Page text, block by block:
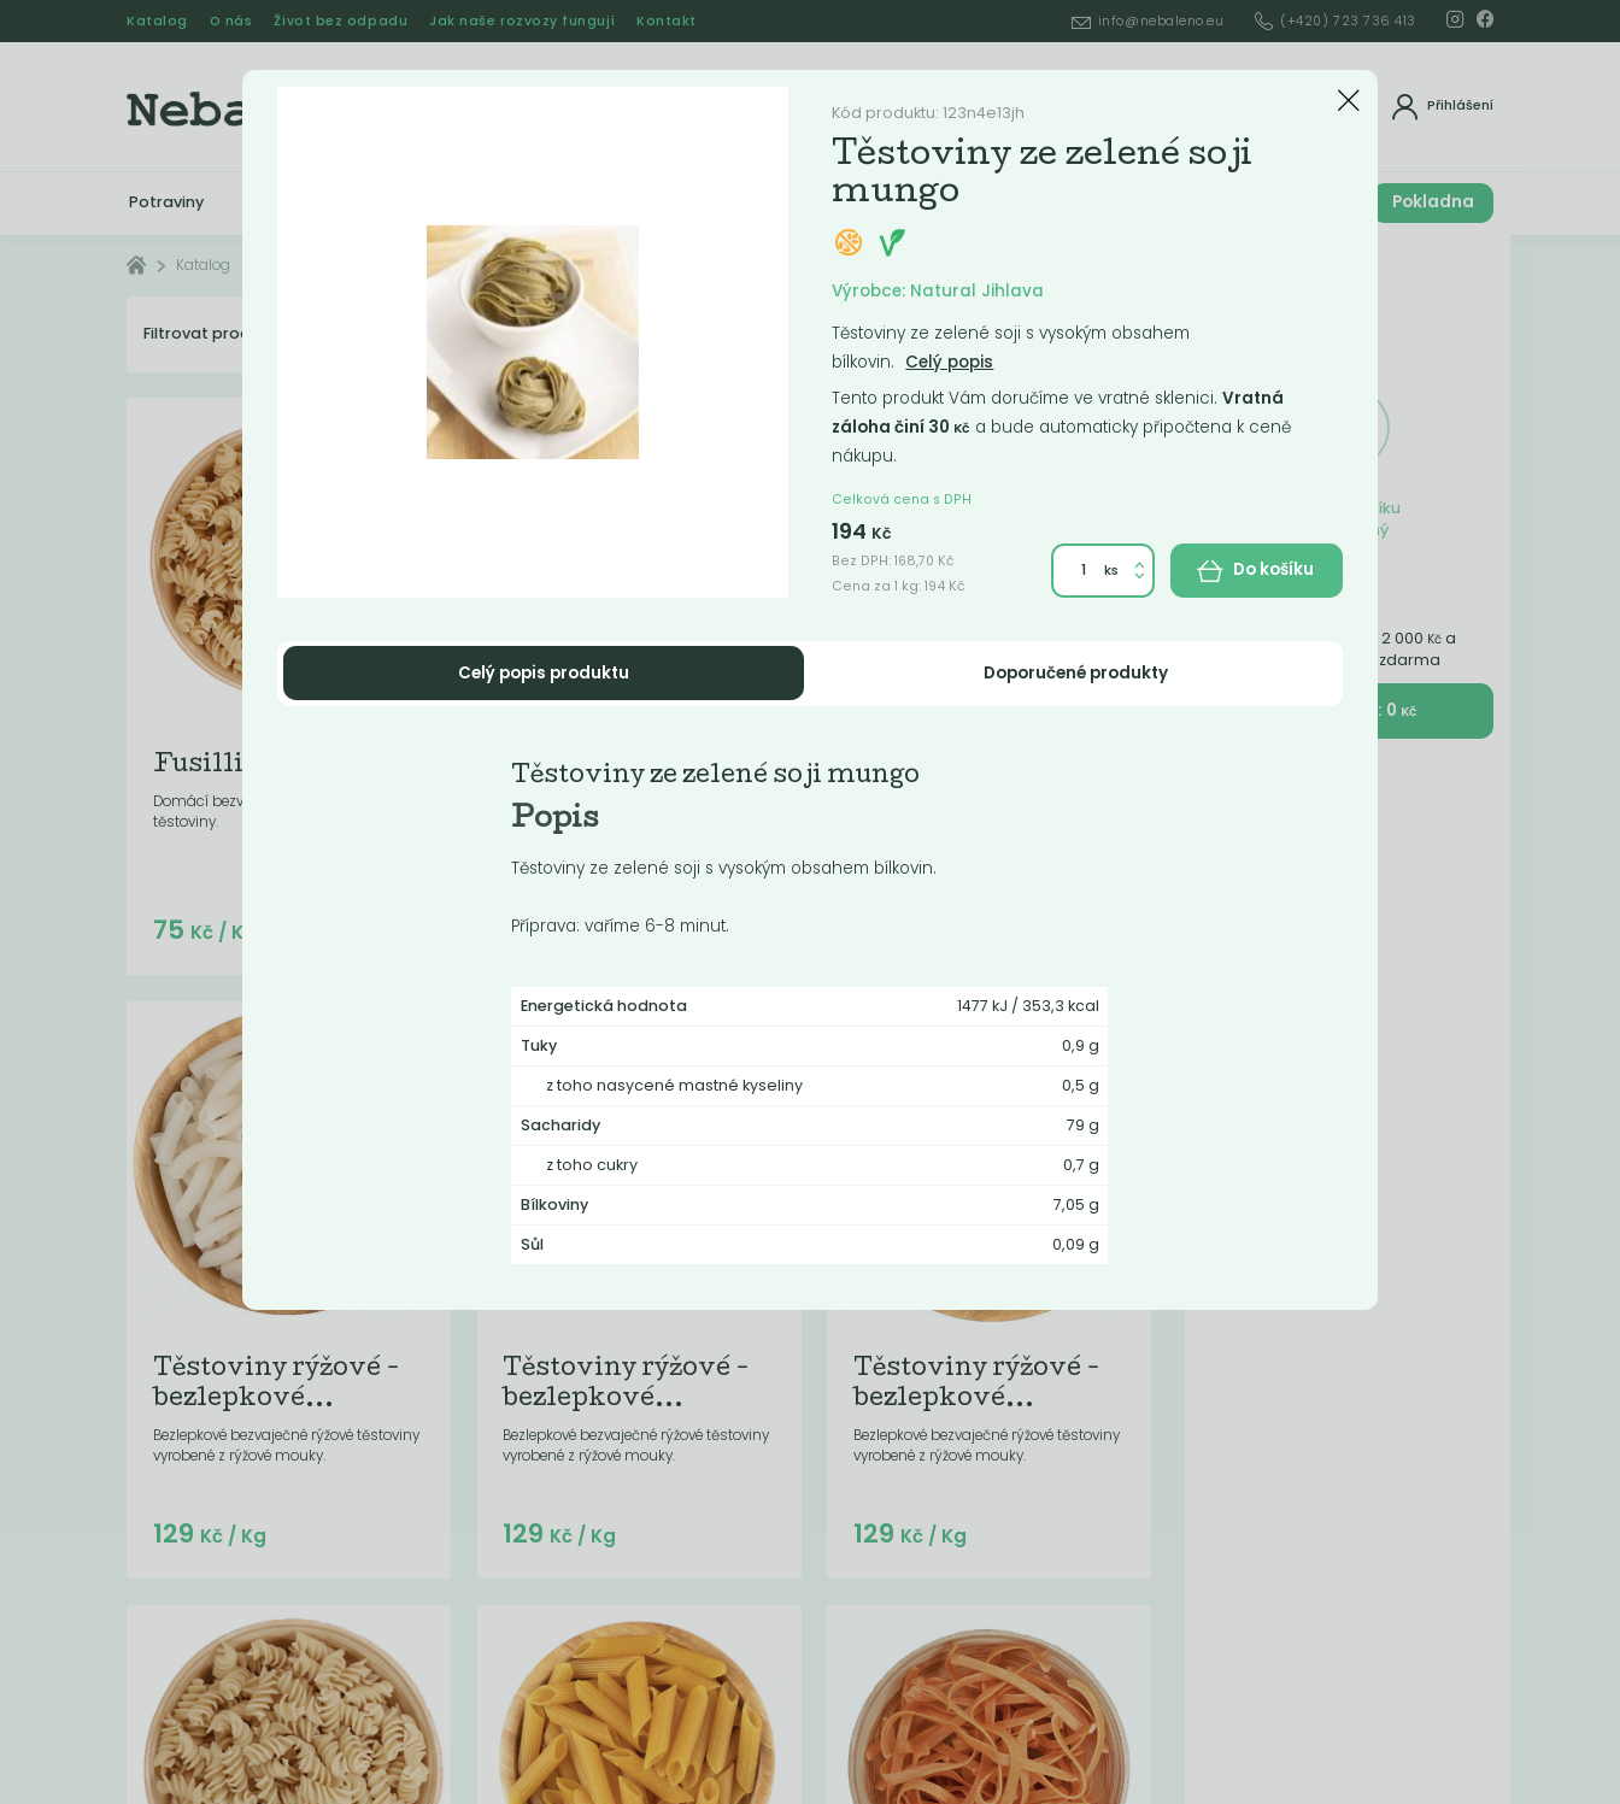
Katalog O nás Život bez odpadu Jak naše rozvozy fungují Kontakt info@nebaleno.eu (+420) 723 736 413
Přihlášení
Potraviny Jak naše rozvozy fungují Pokladna
Obsah košíku
je prázdný
Nakupte ještě za 2 000 Kč a
získáte dopravu zdarma
K pokladně : 0 Kč
Katalog
Filtrovat produkty Doporučené Nejprodávanější Nejnovější
Fusilli semolinové
Domácí bezvaječné semolinové
těstoviny.
Do košíku:
75 Kč/ Kg
BIO Penne
semolina
Domácí bezvaječné semolinové
Do košíku:(75Kč)
75Kč/ Kg
Bio špagety
Těstoviny rýžové -
bezlepkové...
Bezlepkové bezvaječné rýžové těstoviny
vyrobené z rýžové mouky.
Do košíku:
129 Kč/ Kg
Těstoviny rýžové -
bezlepkové...
Bezlepkové bezvaječné rýžové těstoviny
vyrobené z rýžové mouky.
Do košíku:
129 Kč / Kg
Těstoviny rýžové -
bezlepkové...
Bezlepkové bezvaječné rýžové těstoviny
vyrobené z rýžové mouky.
Do košíku:
129 Kč/ Kg
Kód produktu: 123n4e13jh
Těstoviny ze zelené soji
mungo
Výrobce: Natural Jihlava
Těstoviny ze zelené soji s vysokým obsahem
bílkovin. Celý popis
Tento produkt Vám doručíme ve vratné sklenici. Vratná
záloha činí 30 Kč a bude automaticky připočtena k ceně
nákupu.
Celková cena s DPH
194 Kč
Bez DPH: 168,70 Kč
Cena za 1 kg: 194Kč
Do košíku
Celý popis produktu Doporučené produkty
Těstoviny ze zelené soji mungo
Popis
Těstoviny ze zelené soji s vysokým obsahem bílkovin.
Příprava: vaříme 6-8 minut.
Energetická hodnota
1477 kJ / 353,3 kcal
Tuky
0,9 g
z toho nasycené mastné kyseliny
0,5 g
Sacharidy
79 g
z toho cukry
0,7 g
Bílkoviny
7,05 g
Sůl
0,09 g